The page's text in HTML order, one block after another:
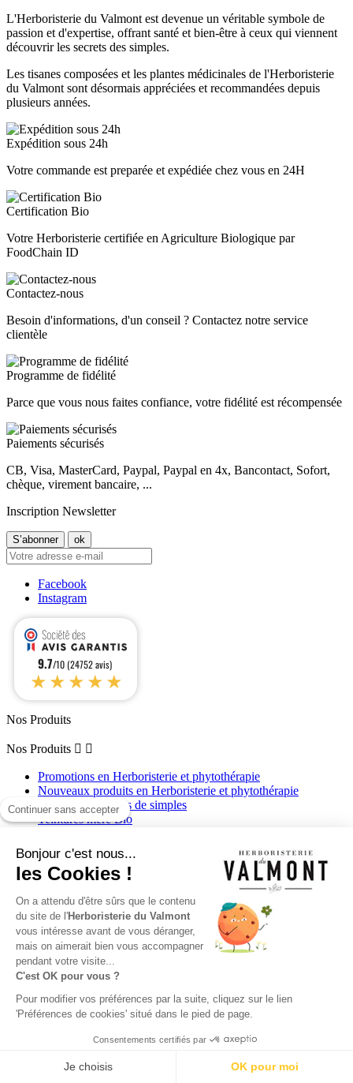
Continuer sans accepter
Bonjour c'est nous...
les Cookies !
On a attendu d'être sûrs que le contenu
du site de l'Herboristerie du Valmont
vous intéresse avant de vous déranger,
mais on aimerait bien vous accompagner
pendant votre visite...
C'est OK pour vous ?
Pour modifier vos préférences par la suite, cliquez sur le lien
'Préférences de cookies' situé dans le pied de page.
Consentements certifiés par
Je choisis OK pour moi
L'Herboristerie du Valmont est devenue un véritable symbole de
passion et d'expertise, offrant santé et bien-être à ceux qui viennent
découvrir les secrets des simples.
Les tisanes composées et les plantes médicinales de l'Herboristerie
du Valmont sont désormais appréciées et recommandées depuis
plusieurs années.
Expédition sous 24h
Votre commande est preparée et expédiée chez vous en 24H
Certification Bio
Votre Herboristerie certifiée en Agriculture Biologique par
FoodChain ID
Contactez-nous
Besoin d'informations, d'un conseil ? Contactez notre service
clientèle
Programme de fidélité
Parce que vous nous faites confiance, votre fidélité est récompensée
Paiements sécurisés
CB, Visa, MasterCard, Paypal, Paypal en 4x, Bancontact, Sofort,
chèque, virement bancaire, ...
Inscription Newsletter
Facebook
Instagram
9.7/10 (24752 avis)
★★★★★
Nos Produits
Nos Produits  
Promotions en Herboristerie et phytothérapie
Nouveaux produits en Herboristerie et phytothérapie
Infusions et tisanes de simples
Teintures mère Bio
Blog de l'Herboristerie
En savoir plus
En savoir plus  
Livraison
Mentions légales
Conditions d'utilisation
Qui sommes-nous ?
F.A.Q de l'herboristerie du valmont
Utilisation de cookies
Contactez votre Herboristerie
Votre compte